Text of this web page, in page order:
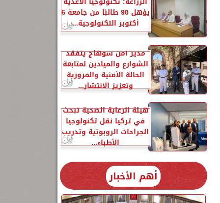
يؤهل 90 طالبًا من جامعة 6
أكتوبر التكنولوجية...
مدير أمن سوهاج يتفقد
الشوارع والميادين لمتابعة
الحالة الأمنية والمرورية
وتعزيز الانتشار...
هيئة الرعاية الصحية تبحث
في تركيا نقل تكنولوجيا
الجراحات الروبوتية وتدريب
الأطباء...
أهم الأخبار